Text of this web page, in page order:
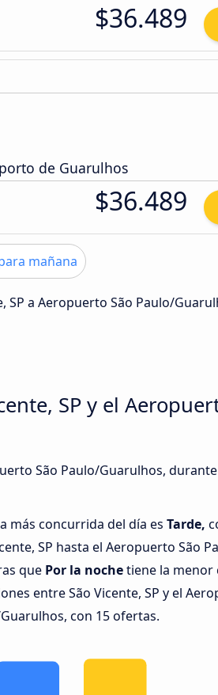
$36.489
de Guarulhos
$36.489
mañana
SP a Aeropuerto São Paulo/
SP y el
São Paulo/Guarulhos,
más concurrida del día es Tarde,
SP hasta el Aeropuerto São
que Por la nochetiene la menor
entre São Vicente, SP y el
con 15 ofertas.